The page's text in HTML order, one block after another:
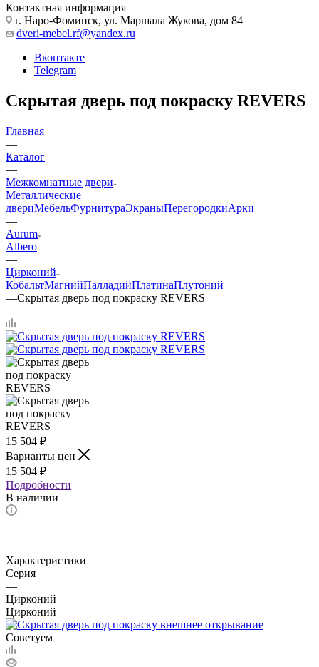
Контактная информация
г. Наро-Фоминск, ул. Маршала Жукова, дом 84
dveri-mebel.rf@yandex.ru
Вконтакте
Telegram
Скрытая дверь под покраску REVERS
Главная
—
Каталог
—
Межкомнатные двери
Металлические
двериМебельФурнитураЭкраныПерегородкиАрки
—
Aurum
Albero
—
Цирконий
КобальтМагнийПалладийПлатинаПлутоний
—Скрытая дверь под покраску REVERS
15 504 ₽
Варианты цен
15 504 ₽
Подробности
В наличии
Характеристики
Серия
—
Цирконий
Цирконий
Советуем